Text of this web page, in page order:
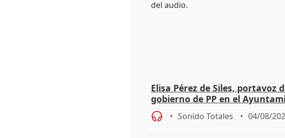
Elisa Pérez de Siles, portavoz
gobierno de PP en el
de Málaga, deja la política
Sonido Totales 04/08/